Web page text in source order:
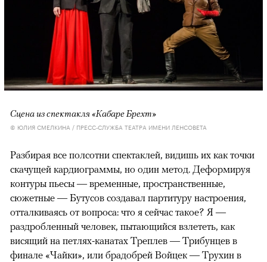
Сцена из спектакля «Кабаре Брехт»
© ЮЛИЯ СМЕЛКИНА / ПРЕСС-СЛУЖБА ТЕАТРА ИМЕНИ ЛЕНСОВЕТА
Разбирая все полсотни спектаклей, видишь их как точки
скачущей кардиограммы, но один метод. Деформируя
контуры пьесы — временные, пространственные,
сюжетные — Бутусов создавал партитуру настроения,
отталкиваясь от вопроса: что я сейчас такое? Я —
раздробленный человек, пытающийся взлететь, как
висящий на петлях-канатах Треплев — Трибунцев в
финале «Чайки», или брадобрей Войцек — Трухин в